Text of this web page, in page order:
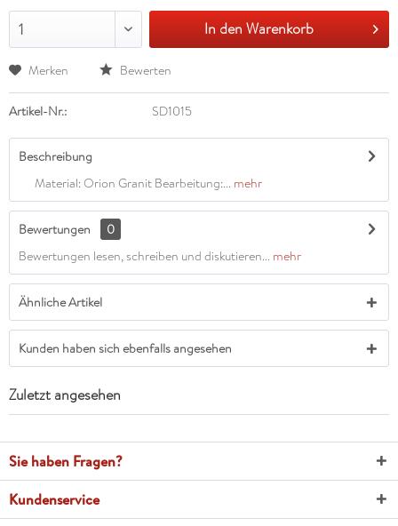
1 In den Warenkorb
Merken Bewerten
Artikel-Nr.: SD1015
Beschreibung
Material: Orion Granit Bearbeitung:... mehr
Bewertungen
0
Bewertungen lesen, schreiben und diskutieren... mehr
Ähnliche Artikel
Kunden haben sich ebenfalls angesehen
Zuletzt angesehen
Sie haben Fragen?
Kundenservice